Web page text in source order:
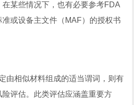
某些情况下，也有必要参考FDA
或设备主文件（MAF）的授权书
相似材料组成的适当谓词，则有
评估。此类评估应涵盖重要方